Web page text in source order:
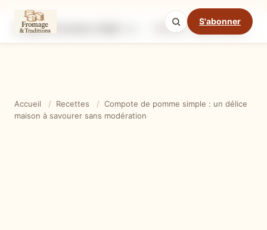
S'abonner
Ingrédients Étapes
Mode cuisine
Accueil / Recettes / Compote de pomme simple : un délice
maison à savourer sans modération